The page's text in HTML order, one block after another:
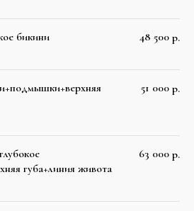
бикини 48 500 р.
51 000 р.
губа+линия живота
63 000 р.